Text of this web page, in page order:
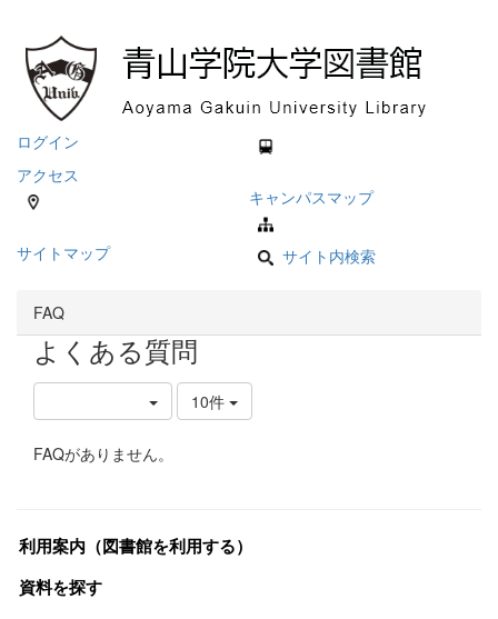
ログイン
アクセス
キャンパスマップ
サイトマップ サイト内検索
FAQ
よくある質問
10件
FAQがありません。
利用案内（図書館を利用する）
資料を探す